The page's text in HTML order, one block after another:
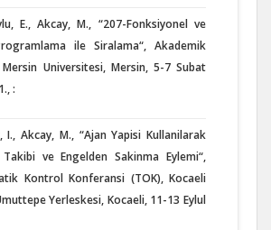
E., Akcay, M., “207-Fonksiyonel ve
ile Siralama“, Akademik
Universitesi, Mersin, 5-7 Subat
:
I., Akcay, M., “Ajan Yapisi Kullanilarak
Takibi ve Engelden Sakinma Eylemi“,
Kontrol Konferansi (TOK), Kocaeli
Yerleskesi, Kocaeli, 11-13 Eylul